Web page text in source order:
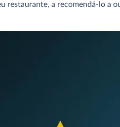
restaurante, a recomendá-lo a